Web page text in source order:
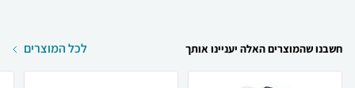
חשבנו שהמוצרים האלה יעניינו אותך לכל המוצרים